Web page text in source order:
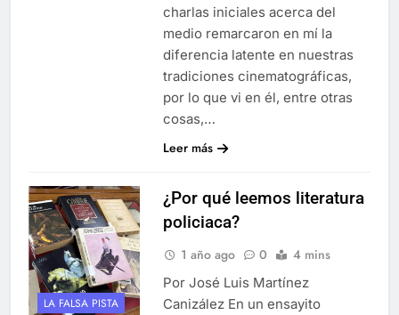
charlas iniciales acerca del
medio remarcaron en mí la
diferencia latente en nuestras
tradiciones cinematográficas,
por lo que vi en él, entre otras
cosas,…
Leer más
LA FALSA PISTA
¿Por qué leemos literatura
policiaca?
1 año ago 0 4 mins
Por José Luis Martínez
Canizález En un ensayito